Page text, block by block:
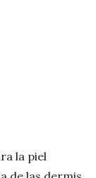
la piel